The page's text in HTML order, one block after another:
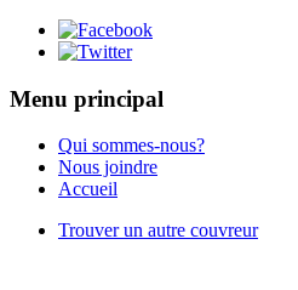
Menu principal
Qui sommes-nous?
Nous joindre
Accueil
Trouver un autre couvreur